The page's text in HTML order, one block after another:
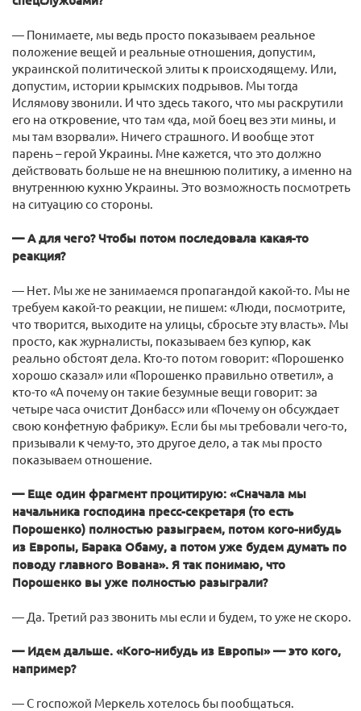
— Понимаете, мы ведь просто показываем реальное
положение вещей и реальные отношения, допустим,
украинской политической элиты к происходящему. Или,
допустим, истории крымских подрывов. Мы тогда
Ислямову звонили. И что здесь такого, что мы раскрутили
его на откровение, что там «да, мой боец вез эти мины, и
мы там взорвали». Ничего страшного. И вообще этот
парень – герой Украины. Мне кажется, что это должно
действовать больше не на внешнюю политику, а именно на
внутреннюю кухню Украины. Это возможность посмотреть
на ситуацию со стороны.
— А для чего? Чтобы потом последовала какая-то
реакция?
— Нет. Мы же не занимаемся пропагандой какой-то. Мы не
требуем какой-то реакции, не пишем: «Люди, посмотрите,
что творится, выходите на улицы, сбросьте эту власть». Мы
просто, как журналисты, показываем без купюр, как
реально обстоят дела. Кто-то потом говорит: «Порошенко
хорошо сказал» или «Порошенко правильно ответил», а
кто-то «А почему он такие безумные вещи говорит: за
четыре часа очистит Донбасс» или «Почему он обсуждает
свою конфетную фабрику». Если бы мы требовали чего-то,
призывали к чему-то, это другое дело, а так мы просто
показываем отношение.
— Еще один фрагмент процитирую: «Сначала мы
начальника господина пресс-секретаря (то есть
Порошенко) полностью разыграем, потом кого-нибудь
из Европы, Барака Обаму, а потом уже будем думать по
поводу главного Вована». Я так понимаю, что
Порошенко вы уже полностью разыграли?
— Да. Третий раз звонить мы если и будем, то уже не скоро.
— Идем дальше. «Кого-нибудь из Европы» — это кого,
например?
— С госпожой Меркель хотелось бы пообщаться.